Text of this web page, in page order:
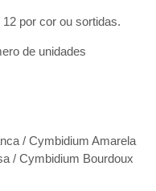
por cor ou sortidas.
de unidades
/ Cymbidium Amarela
/ Cymbidium Bourdoux